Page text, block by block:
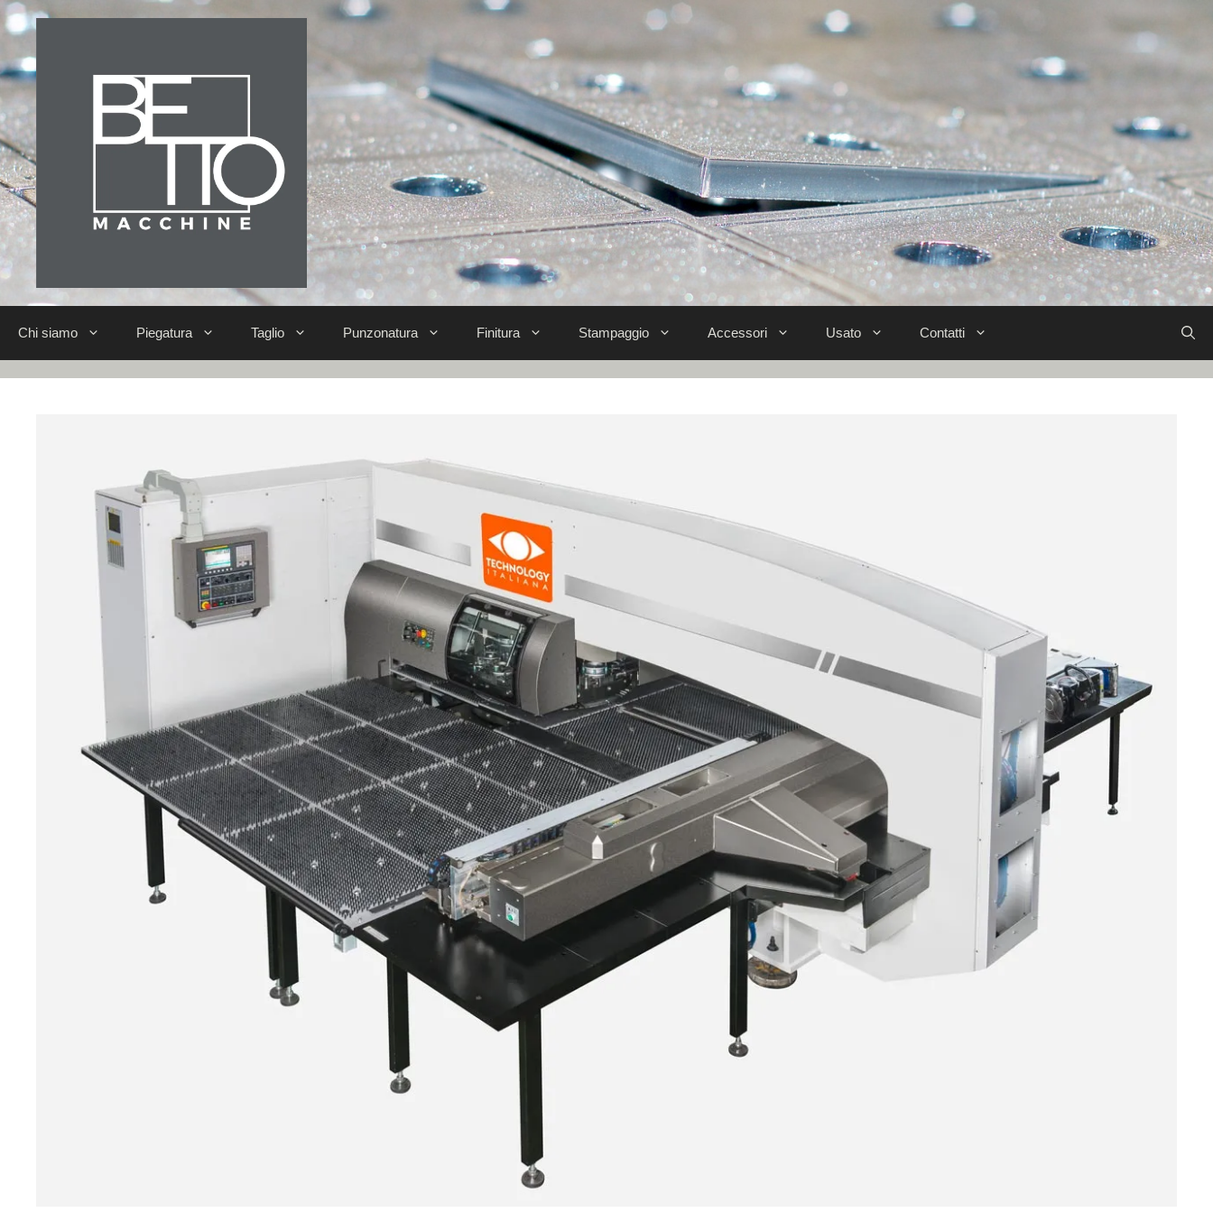
Chi siamo Piegatura Taglio Punzonatura Finitura Stampaggio Accessori Usato Contatti